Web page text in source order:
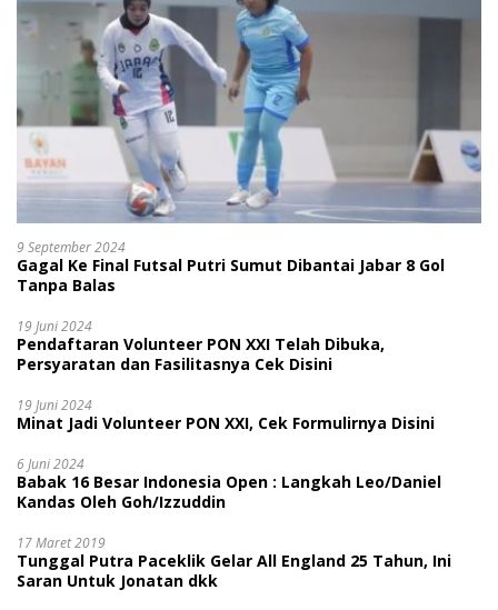
9 September 2024
Gagal Ke Final Futsal Putri Sumut Dibantai Jabar 8 Gol
Tanpa Balas
19 Juni 2024
Pendaftaran Volunteer PON XXI Telah Dibuka,
Persyaratan dan Fasilitasnya Cek Disini
19 Juni 2024
Minat Jadi Volunteer PON XXI, Cek Formulirnya Disini
6 Juni 2024
Babak 16 Besar Indonesia Open : Langkah Leo/Daniel
Kandas Oleh Goh/Izzuddin
17 Maret 2019
Tunggal Putra Paceklik Gelar All England 25 Tahun, Ini
Saran Untuk Jonatan dkk